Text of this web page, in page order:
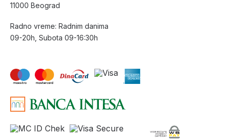
11000 Beograd
Radno vreme: Radnim danima
09-20h, Subota 09-16:30h